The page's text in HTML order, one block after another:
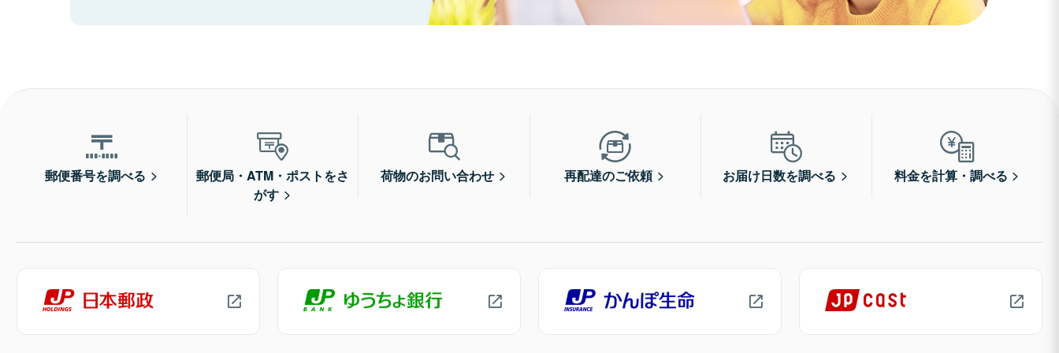
郵便番号を調べる
郵便局・ATM・ポストをさ
がす
荷物のお問い合わせ 再配達のご依頼 お届け日数を調べる 料金を計算・調べる